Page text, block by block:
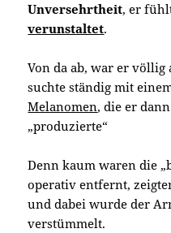
Unversehrtheit, er
verunstaltet.
Von da ab, war er
suchte ständig mit
Melanomen, die er
„produzierte“
Denn kaum waren die
operativ entfernt,
und dabei wurde der
verstümmelt.